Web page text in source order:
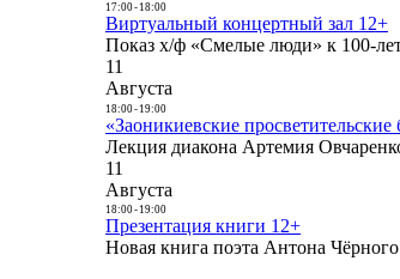
17:00- 18:00
Виртуальный концертный зал 12+
Показ х/ф «Смелые люди» к 100-
11
Августа
18:00- 19:00
«Заоникиевские просветительские
Лекция диакона Артемия
11
Августа
18:00- 19:00
Презентация книги 12+
Новая книга поэта Антона